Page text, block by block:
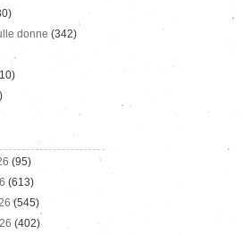
donne (342)
(95)
(613)
(545)
(402)